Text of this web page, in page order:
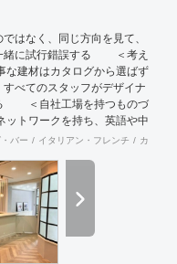
はなく、同じ方向を見て、
緒に試行錯誤する ＜考え
建材はカタログから選ばず
べてのスタッフがデザイナ
＜自社工場を持つものづ
トワークを持ち、英語や中
外から国内への出店をスム
工案件、造作物制作など、
では金属を中心にさまざま
えば通常デザイン性とは無
も高いデザイン性を施すこ
とりかえのきかない空間
ネス) 霧のようなやわらか
バー イタリアン・フレンチ カフェ